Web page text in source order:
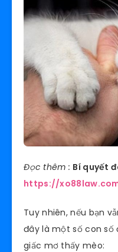
Đọc thêm : Bí quyết
https://
Tuy nhiên, nếu bạn
đây là một số con số
giấc mơ thấy mèo: